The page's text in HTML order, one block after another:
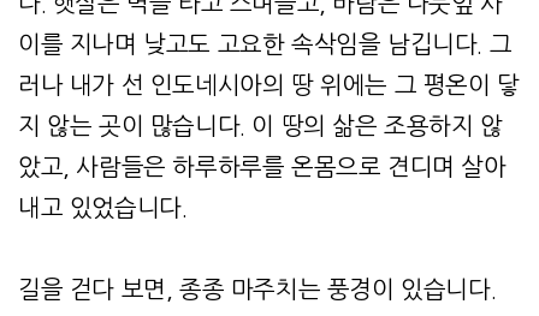
이를 지나며 낮고도 고요한 속삭임을 남깁니다. 그
러나 내가 선 인도네시아의 땅 위에는 그 평온이 닿
지 않는 곳이 많습니다. 이 땅의 삶은 조용하지 않
았고, 사람들은 하루하루를 온몸으로 견디며 살아
내고 있었습니다.
길을 걷다 보면, 종종 마주치는 풍경이 있습니다.